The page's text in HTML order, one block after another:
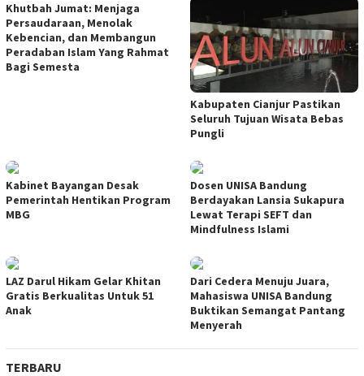
Khutbah Jumat: Menjaga
Persaudaraan, Menolak
Kebencian, dan Membangun
Peradaban Islam Yang Rahmat
Bagi Semesta
Kabupaten Cianjur Pastikan
Seluruh Tujuan Wisata Bebas
Pungli
Kabinet Bayangan Desak
Pemerintah Hentikan Program
MBG
Dosen UNISA Bandung
Berdayakan Lansia Sukapura
Lewat Terapi SEFT dan
Mindfulness Islami
LAZ Darul Hikam Gelar Khitan
Gratis Berkualitas Untuk 51
Anak
Dari Cedera Menuju Juara,
Mahasiswa UNISA Bandung
Buktikan Semangat Pantang
Menyerah
TERBARU